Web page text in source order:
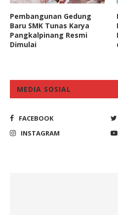
Pembangunan Gedung
Baru SMK Tunas Karya
Pangkalpinang Resmi
Dimulai
MEDIA SOSIAL
FACEBOOK
INSTAGRAM